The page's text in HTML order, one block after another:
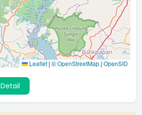
Leaflet | © OpenStreetMap| OpenSID
Detail